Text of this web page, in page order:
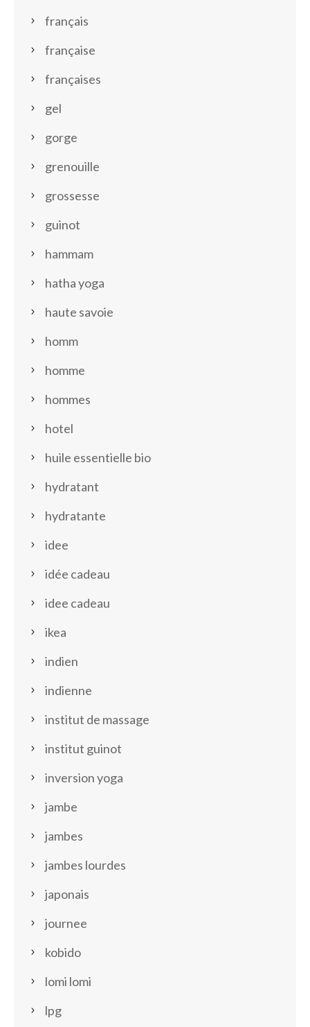
français
française
françaises
gel
gorge
grenouille
grossesse
guinot
hammam
hatha yoga
haute savoie
homm
homme
hommes
hotel
huile essentielle bio
hydratant
hydratante
idee
idée cadeau
idee cadeau
ikea
indien
indienne
institut de massage
institut guinot
inversion yoga
jambe
jambes
jambes lourdes
japonais
journee
kobido
lomi lomi
lpg